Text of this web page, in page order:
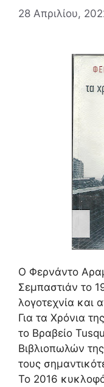
28 Απριλίου,
Ο Φερνάντο
Σεμπαστιάν το
λογοτεχνία και
Για τα Χρόνια
το Βραβείο
Βιβλιοπωλών
τους
Το 2016